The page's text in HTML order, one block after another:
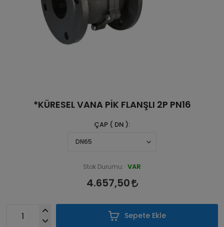
*KÜRESEL VANA PİK FLANŞLI 2P PN16
ÇAP ( DN )
Stok Durumu: VAR
4.657,50
Sepete Ekle